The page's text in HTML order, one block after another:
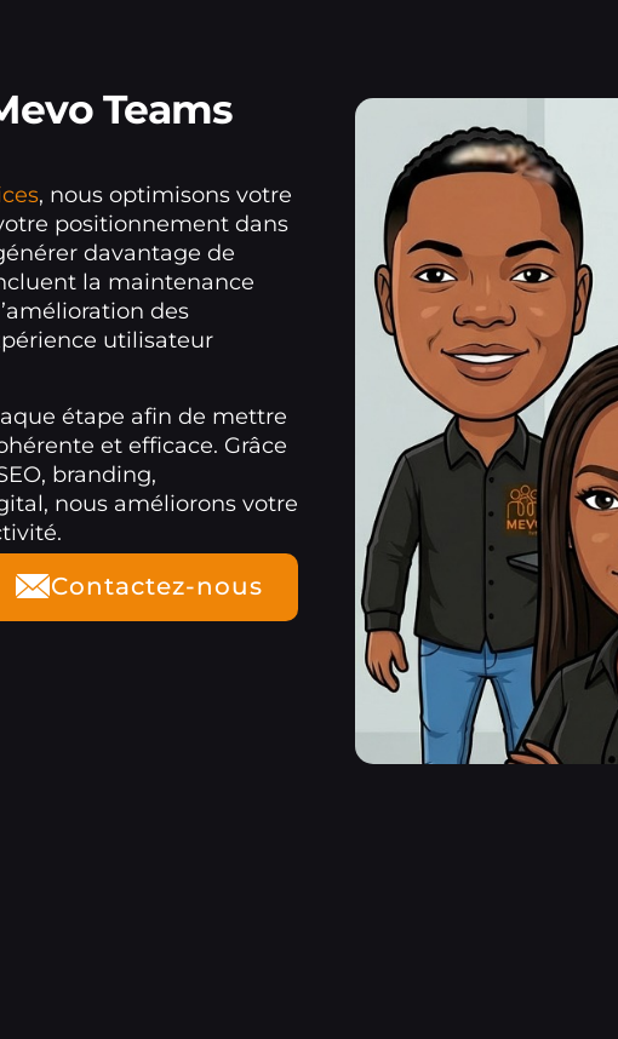
Teams
, nous optimisons votre
positionnement dans
davantage de
la maintenance
des
utilisateur
étape afin de mettre
et efficace. Grâce
branding,
nous améliorons votre
Contactez-nous